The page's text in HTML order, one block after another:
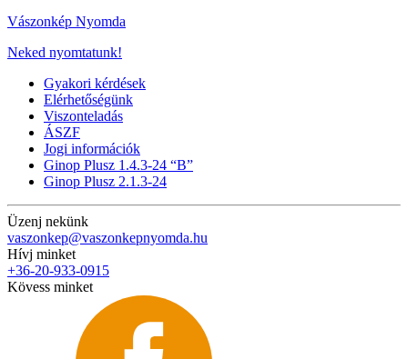
Vászonkép Nyomda
Neked nyomtatunk!
Gyakori kérdések
Elérhetőségünk
Viszonteladás
ÁSZF
Jogi információk
Ginop Plusz 1.4.3-24 “B”
Ginop Plusz 2.1.3-24
Üzenj nekünk
vaszonkep@vaszonkepnyomda.hu
Hívj minket
+36-20-933-0915
Kövess minket